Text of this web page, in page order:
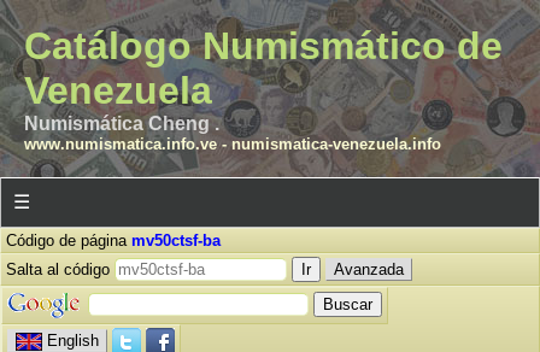
Catálogo Numismático de
Venezuela
Numismática Cheng .
www.numismatica.info.ve- numismatica-venezuela.info
☰
Código de página mv50ctsf-ba
Salta al código
Avanzada
English